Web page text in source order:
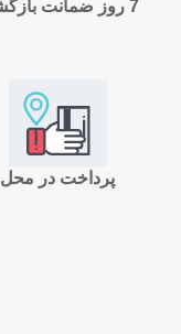
7 روز ضمانت بازگشت
پرداخت در محل